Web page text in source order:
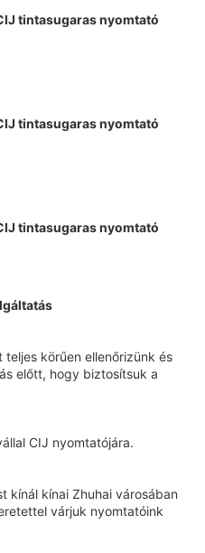
teljes körűen ellenőrizünk és
előtt, hogy biztosítsuk a
CIJ nyomtatójára.
kínál kínai Zhuhai városában
várjuk nyomtatóink